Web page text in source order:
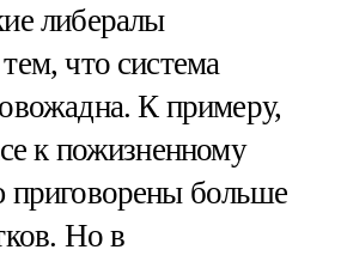
либералы
что система
К примеру,
к пожизненному
приговорены больше
Но в